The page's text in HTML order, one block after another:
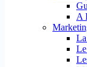
A